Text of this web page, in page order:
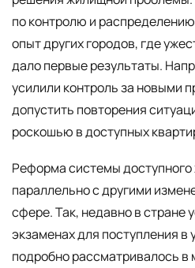
по контролю и
опыт других городов, где
дало первые результаты.
усилили контроль за новыми
допустить повторения
роскошью в доступных
Реформа системы
параллельно с другими
сфере. Так, недавно в стране
экзаменах для поступления в
подробно рассматривалось в